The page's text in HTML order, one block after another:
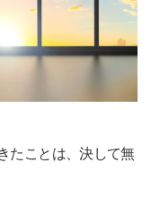
たことは、決して無